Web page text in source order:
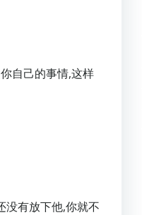
自己的事情,这样
没有放下他,你就不